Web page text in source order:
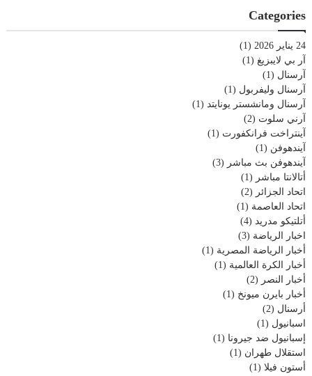
Categories
24 يناير 2026
(1)
آر بي لايبزيغ (1)
آرسنال (1)
آرسنال وليفربول (1)
آرسنال ومانشستر يونايتد (1)
آرني سلوت (2)
آينتراخت فرانكفورت (1)
آيندهوفن (1)
آيندهوفن بث مباشر (3)
أتالانتا مباشر (1)
اتحاد الجزائر (2)
اتحاد العاصمة (1)
أتلتيكو مدريد (4)
اخبار الرياضة (3)
أخبار الرياضة المصرية (1)
أخبار الكرة العالمية (1)
أخبار النصر (2)
أخبار بايرن ميونخ (1)
أرسنال (2)
اسبانيول (1)
إسبانيول ضد جيرونا (1)
استقلال طهران (1)
أستون فيلا (1)